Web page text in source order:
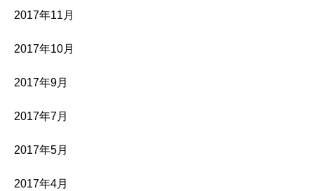
2017年11月
2017年10月
2017年9月
2017年7月
2017年5月
2017年4月